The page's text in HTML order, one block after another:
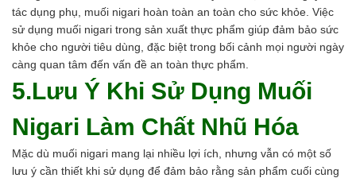
tác dụng phụ, muối nigari hoàn toàn an toàn cho sức khỏe. Việc
sử dụng muối nigari trong sản xuất thực phẩm giúp đảm bảo sức
khỏe cho người tiêu dùng, đặc biệt trong bối cảnh mọi người ngày
càng quan tâm đến vấn đề an toàn thực phẩm.
5.Lưu Ý Khi Sử Dụng Muối
Nigari Làm Chất Nhũ Hóa
Mặc dù muối nigari mang lại nhiều lợi ích, nhưng vẫn có một số
lưu ý cần thiết khi sử dụng để đảm bảo rằng sản phẩm cuối cùng